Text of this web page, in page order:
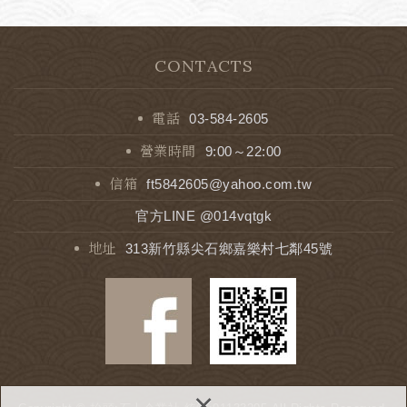
CONTACTS
電話 03-584-2605
營業時間 9:00～22:00
信箱 ft5842605@yahoo.com.tw
官方LINE @014vqtgk
地址 313新竹縣尖石鄉嘉樂村七鄰45號